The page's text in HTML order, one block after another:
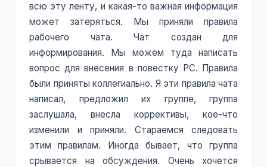
всю эту ленту, и какая-то важная информация
может затеряться. Мы приняли правила
рабочего чата. Чат создан для
информирования. Мы можем туда написать
вопрос для внесения в повестку РС. Правила
были приняты коллегиально. Я эти правила чата
написал, предложил их группе, группа
заслушала, внесла коррективы, кое-что
изменили и приняли. Стараемся следовать
этим правилам. Иногда бывает, что группа
срывается на обсуждения. Очень хочется